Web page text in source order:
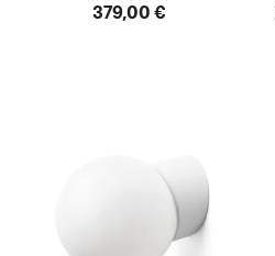
379,00 €